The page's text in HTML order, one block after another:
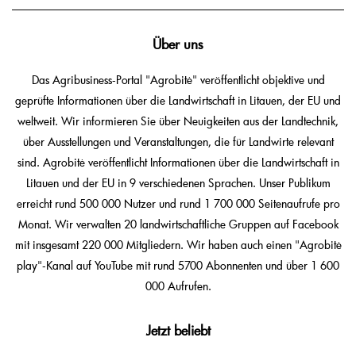
Über uns
Das Agribusiness-Portal "Agrobitė" veröffentlicht objektive und
geprüfte Informationen über die Landwirtschaft in Litauen, der EU und
weltweit. Wir informieren Sie über Neuigkeiten aus der Landtechnik,
über Ausstellungen und Veranstaltungen, die für Landwirte relevant
sind. Agrobitė veröffentlicht Informationen über die Landwirtschaft in
Litauen und der EU in 9 verschiedenen Sprachen. Unser Publikum
erreicht rund 500 000 Nutzer und rund 1 700 000 Seitenaufrufe pro
Monat. Wir verwalten 20 landwirtschaftliche Gruppen auf Facebook
mit insgesamt 220 000 Mitgliedern. Wir haben auch einen "Agrobitė
play"-Kanal auf YouTube mit rund 5700 Abonnenten und über 1 600
000 Aufrufen.
Jetzt beliebt